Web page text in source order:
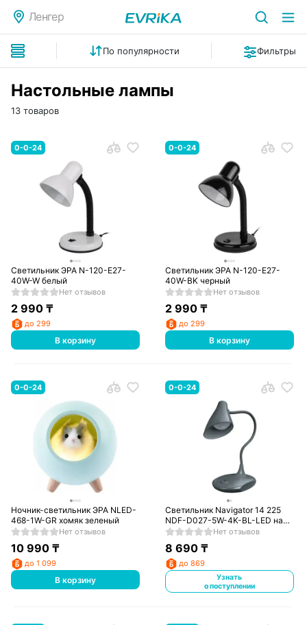
Ленгер
По популярности Фильтры
Настольные лампы
13 товаров
0-0-24
Светильник ЭРА N-120-E27-
40W-W белый
Нет отзывов
2 990₸
до 299
В корзину
0-0-24
Светильник ЭРА N-120-E27-
40W-BK черный
Нет отзывов
2 990 ₸
до 299
В корзину
0-0-24
Ночник-светильник ЭРА NLED-
468-1W-GR хомяк зеленый
Нет отзывов
10 990₸
до 1 099
В корзину
0-0-24
Светильник Navigator 14 225
NDF-D027-5W-4K-BL-LED на
основании, черный
Нет отзывов
8 690 ₸
до 869
Узнать
о поступлении